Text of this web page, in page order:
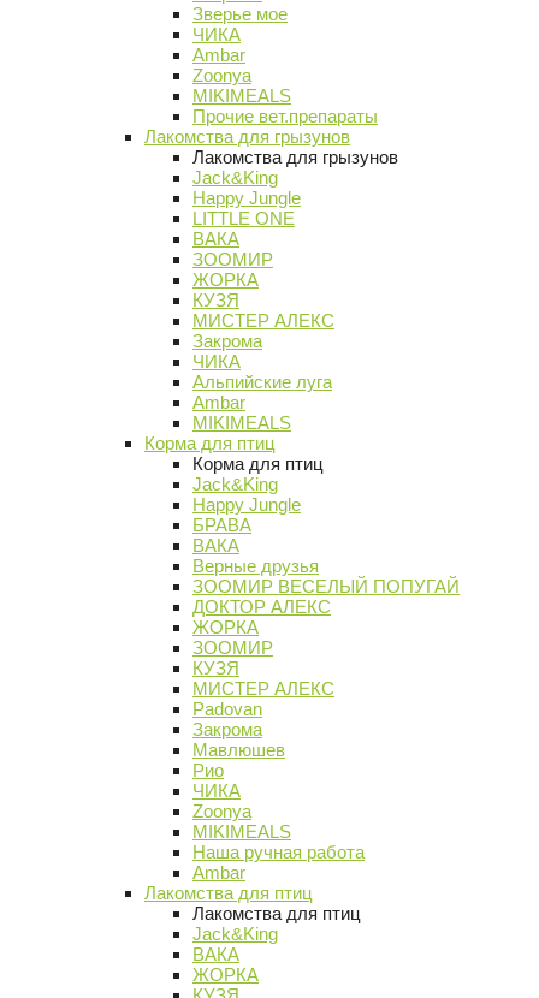
Зверье мое
ЧИКА
Ambar
Zoonya
MIKIMEALS
Прочие вет.препараты
Лакомства для грызунов
Лакомства для грызунов
Jack&King
Happy Jungle
LITTLE ONE
ВАКА
ЗООМИР
ЖОРКА
КУЗЯ
МИСТЕР АЛЕКС
Закрома
ЧИКА
Альпийские луга
Ambar
MIKIMEALS
Корма для птиц
Корма для птиц
Jack&King
Happy Jungle
БРАВА
ВАКА
Верные друзья
ЗООМИР ВЕСЕЛЫЙ ПОПУГАЙ
ДОКТОР АЛЕКС
ЖОРКА
ЗООМИР
КУЗЯ
МИСТЕР АЛЕКС
Padovan
Закрома
Мавлюшев
Рио
ЧИКА
Zoonya
MIKIMEALS
Наша ручная работа
Ambar
Лакомства для птиц
Лакомства для птиц
Jack&King
ВАКА
ЖОРКА